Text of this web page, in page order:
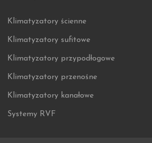
Klimatyzatory ścienne
Klimatyzatory sufitowe
Klimatyzatory przypodłogowe
Klimatyzatory przenośne
Klimatyzatory kanałowe
Systemy RVF